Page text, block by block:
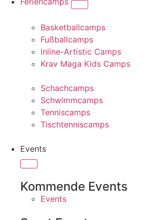
Basketballcamps
Fußballcamps
Inline-Artistic Camps
Krav Maga Kids Camps
Schachcamps
Schwimmcamps
Tenniscamps
Tischtenniscamps
Events
Kommende Events
Events